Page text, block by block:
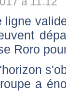
ligne
Roro
a